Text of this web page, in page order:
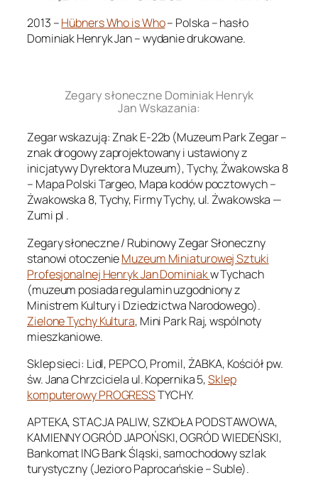
2013 –Hübners Who is Who– Polska – hasło
Dominiak Henryk Jan – wydanie drukowane.
Zegary słoneczne Dominiak Henryk
Jan Wskazania:
Zegar wskazują: Znak E-22b (Muzeum Park Zegar –
znak drogowy zaprojektowany i ustawiony z
inicjatywy Dyrektora Muzeum), Tychy, Żwakowska 8
– Mapa Polski Targeo, Mapa kodów pocztowych –
Żwakowska 8, Tychy, Firmy Tychy, ul. Żwakowska —
Zumi pl .
Zegary słoneczne / Rubinowy Zegar Słoneczny
stanowi otoczenieMuzeum Miniaturowej Sztuki
Profesjonalnej Henryk Jan Dominiakw Tychach
(muzeum posiada regulamin uzgodniony z
Ministrem Kultury i Dziedzictwa Narodowego).
Zielone Tychy Kultura, Mini Park Raj, wspólnoty
mieszkaniowe.
Sklep sieci: Lidl, PEPCO, Promil, ŻABKA, Kościół pw.
św. Jana Chrzciciela ul. Kopernika 5,Sklep
komputerowy PROGRESSTYCHY.
APTEKA, STACJA PALIW, SZKOŁA PODSTAWOWA,
KAMIENNY OGRÓD JAPOŃSKI, OGRÓD WIEDEŃSKI,
Bankomat ING Bank Śląski, samochodowy szlak
turystyczny (Jezioro Paprocańskie – Suble).